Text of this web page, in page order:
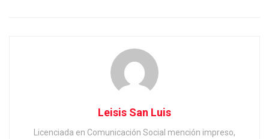
Leisis San Luis
Licenciada en Comunicación Social mención impreso,